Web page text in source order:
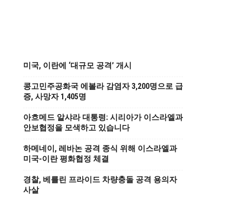
미국, 이란에 ‘대규모 공격’ 개시
콩고민주공화국 에볼라 감염자 3,200명으로 급
증, 사망자 1,405명
아흐메드 알샤라 대통령: 시리아가 이스라엘과
안보협정을 모색하고 있습니다
하메네이, 레바논 공격 종식 위해 이스라엘과
미국-이란 평화협정 체결
경찰, 베를린 프라이드 차량충돌 공격 용의자
사살